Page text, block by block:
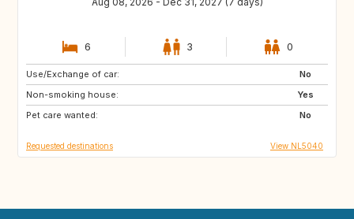
6 3 0
Use/Exchange of car:
No
Non-smoking house:
Yes
Pet care wanted:
No
NL
DE
FR
Requested destinations View NL5040